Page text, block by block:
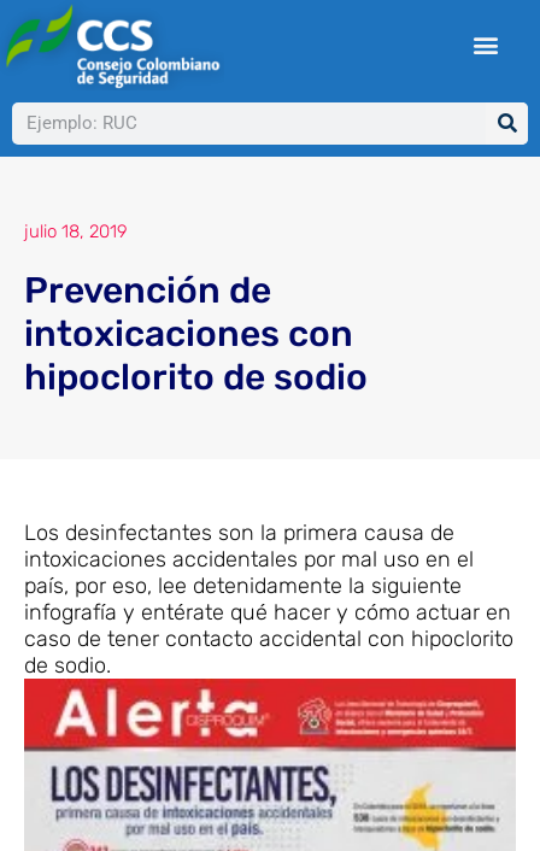
al
contenido
Buscar
julio 18, 2019
Prevención de
intoxicaciones con
hipoclorito de sodio
Los desinfectantes son la primera causa de
intoxicaciones accidentales por mal uso en el
país, por eso, lee detenidamente la siguiente
infografía y entérate qué hacer y cómo actuar en
caso de tener contacto accidental con hipoclorito
de sodio.